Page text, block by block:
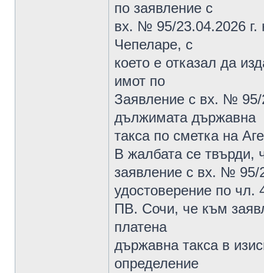
по заявление с
вх. № 95/23.04.2026 г.
Чепеларе, с
което е отказал да
имот по
Заявление с вх. № 95/
дължимата държавна
такса по сметка на
В жалбата се твърди,
заявление с вх. № 95/
удостоверение по чл.
ПВ. Сочи, че към
платена
държавна такса в
определение